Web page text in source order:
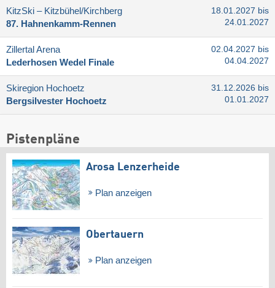
KitzSki – Kitzbühel/​Kirchberg
87. Hahnenkamm-Rennen
18.01.2027 bis
24.01.2027
Zillertal Arena
Lederhosen Wedel Finale
02.04.2027 bis
04.04.2027
Skiregion Hochoetz
Bergsilvester Hochoetz
31.12.2026 bis
01.01.2027
Pistenpläne
Arosa Lenzerheide
Plan anzeigen
Obertauern
Plan anzeigen